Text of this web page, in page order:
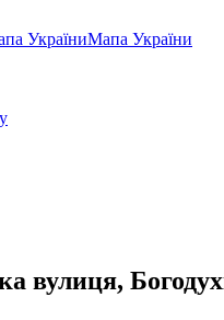
Мапа України
вулиця,